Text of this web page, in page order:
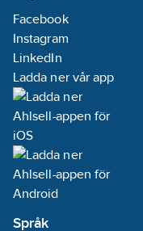
Facebook
Instagram
LinkedIn
Ladda ner vår app
Språk